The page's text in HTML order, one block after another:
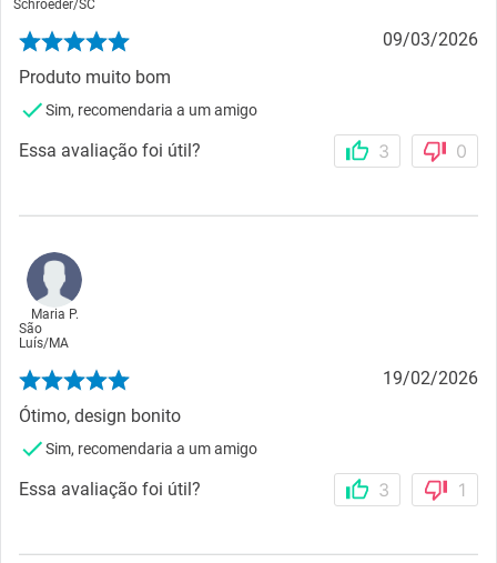
Schroeder/SC
09/03/2026
Produto muito bom
Sim, recomendaria a um amigo
Essa avaliação foi útil? 3 0
Maria P.
São
Luís/MA
19/02/2026
Ótimo, design bonito
Sim, recomendaria a um amigo
Essa avaliação foi útil? 3 1